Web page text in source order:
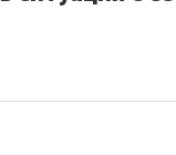
природе,